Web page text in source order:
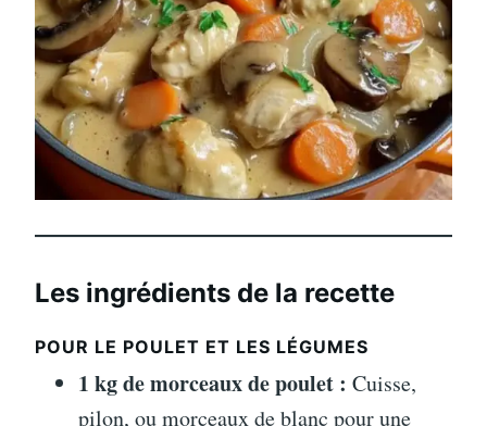
Les ingrédients de la recette
POUR LE POULET ET LES LÉGUMES
1 kg de morceaux de poulet : Cuisse,
pilon, ou morceaux de blanc pour une